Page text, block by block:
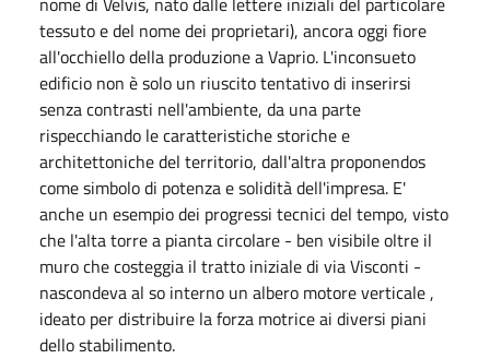
tessuto e del nome dei proprietari), ancora oggi fiore
all'occhiello della produzione a Vaprio. L'inconsueto
edificio non è solo un riuscito tentativo di inserirsi
senza contrasti nell'ambiente, da una parte
rispecchiando le caratteristiche storiche e
architettoniche del territorio, dall'altra proponendos
come simbolo di potenza e solidità dell'impresa. E'
anche un esempio dei progressi tecnici del tempo, visto
che l'alta torre a pianta circolare - ben visibile oltre il
muro che costeggia il tratto iniziale di via Visconti -
nascondeva al so interno un albero motore verticale ,
ideato per distribuire la forza motrice ai diversi piani
dello stabilimento.